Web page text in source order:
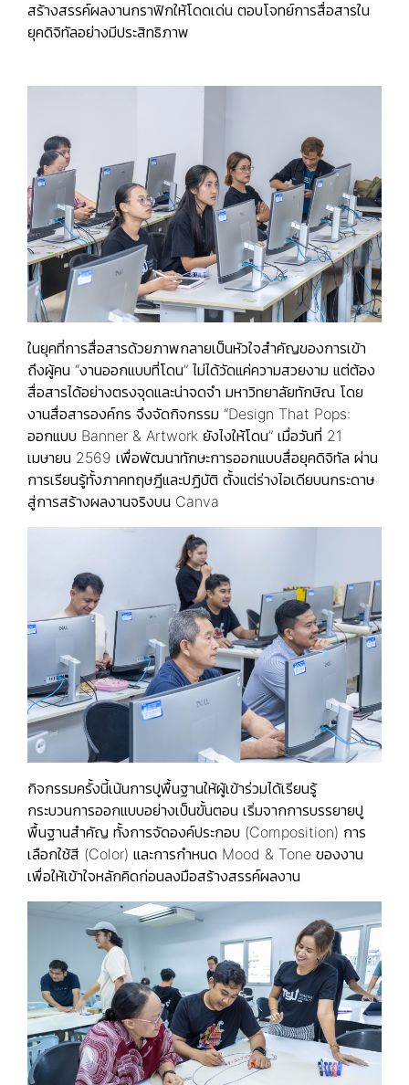
สร้างสรรค์ผลงานกราฟิกให้โดดเด่น ตอบโจทย์การสื่อสารใน
ยุคดิจิทัลอย่างมีประสิทธิภาพ
ในยุคที่การสื่อสารด้วยภาพกลายเป็นหัวใจสำคัญของการเข้า
ถึงผู้คน “งานออกแบบที่โดน” ไม่ได้วัดแค่ความสวยงาม แต่ต้อง
สื่อสารได้อย่างตรงจุดและน่าจดจำ มหาวิทยาลัยทักษิณ โดย
งานสื่อสารองค์กร จึงจัดกิจกรรม “Design That Pops:
ออกแบบ Banner & Artwork ยังไงให้โดน” เมื่อวันที่ 21
เมษายน 2569 เพื่อพัฒนาทักษะการออกแบบสื่อยุคดิจิทัล ผ่าน
การเรียนรู้ทั้งภาคทฤษฎีและปฏิบัติ ตั้งแต่ร่างไอเดียบนกระดาษ
สู่การสร้างผลงานจริงบน Canva
กิจกรรมครั้งนี้เน้นการปูพื้นฐานให้ผู้เข้าร่วมได้เรียนรู้
กระบวนการออกแบบอย่างเป็นขั้นตอน เริ่มจากการบรรยายปู
พื้นฐานสำคัญ ทั้งการจัดองค์ประกอบ (Composition) การ
เลือกใช้สี (Color) และการกำหนด Mood & Tone ของงาน
เพื่อให้เข้าใจหลักคิดก่อนลงมือสร้างสรรค์ผลงาน